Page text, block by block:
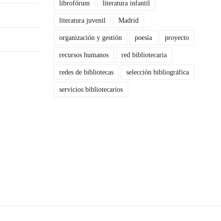
librofórum literatura infantil
literatura juvenil Madrid
organización y gestión poesía proyecto
recursos humanos red bibliotecaria
redes de bibliotecas selección bibliográfica
servicios bibliotecarios